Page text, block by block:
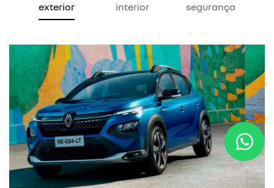
exterior interior segurança